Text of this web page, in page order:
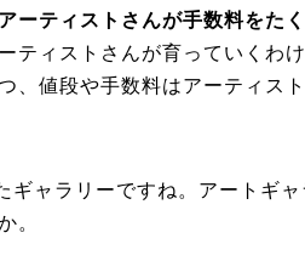
ーティストさんが手数料をた
ティストさんが育っていくわ
、値段や手数料はアーティス
ギャラリーですね。アートギ
。